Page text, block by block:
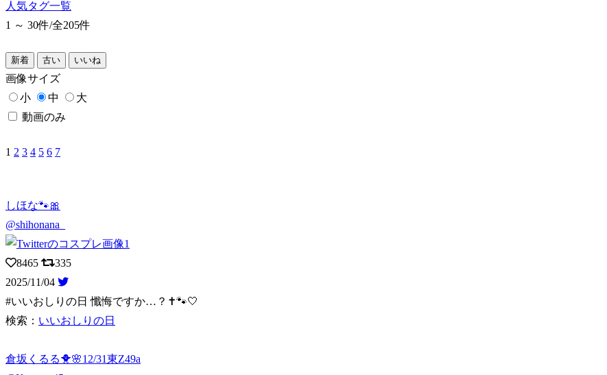
人気タグ一覧
1 ～ 30件/全205件
新着 古い いいね
画像サイズ
小
中
大
動画のみ
1 2 3 4 5 6 7
しほな🐾🎀
@shihonana_
8465
335
2025/11/04
#いいおしりの日 懺悔ですか…？✝🐾🤍
検索： いいおしりの日
倉坂くるる🐥🌸12/31東Z49a